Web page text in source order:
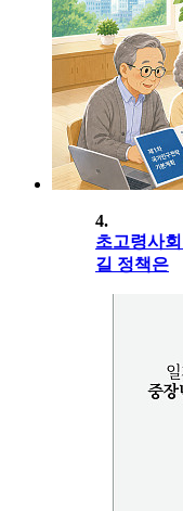
4.
초고령사
길 정책은